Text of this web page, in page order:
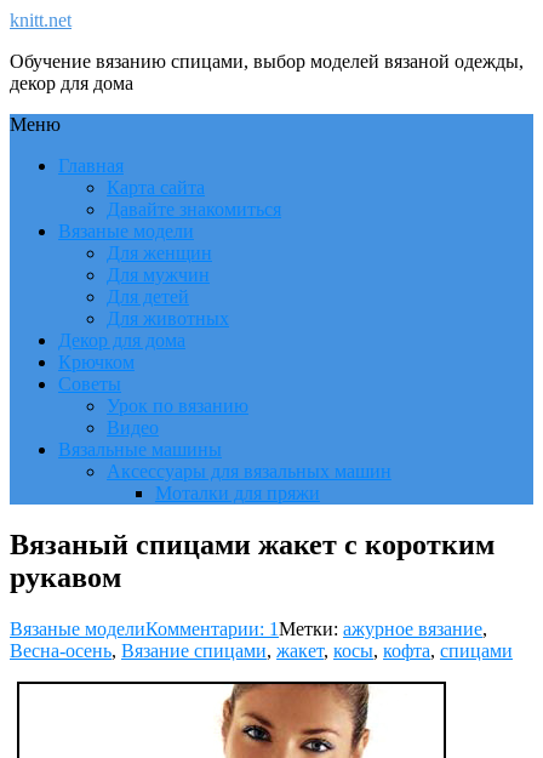
knitt.net
Обучение вязанию спицами, выбор моделей вязаной одежды,
декор для дома
Меню
Главная
Карта сайта
Давайте знакомиться
Вязаные модели
Для женщин
Для мужчин
Для детей
Для животных
Декор для дома
Крючком
Советы
Урок по вязанию
Видео
Вязальные машины
Аксессуары для вязальных машин
Моталки для пряжи
Вязаный спицами жакет с коротким
рукавом
Вязаные моделиКомментарии: 1Метки: ажурное вязание,
Весна-осень, Вязание спицами, жакет, косы, кофта, спицами